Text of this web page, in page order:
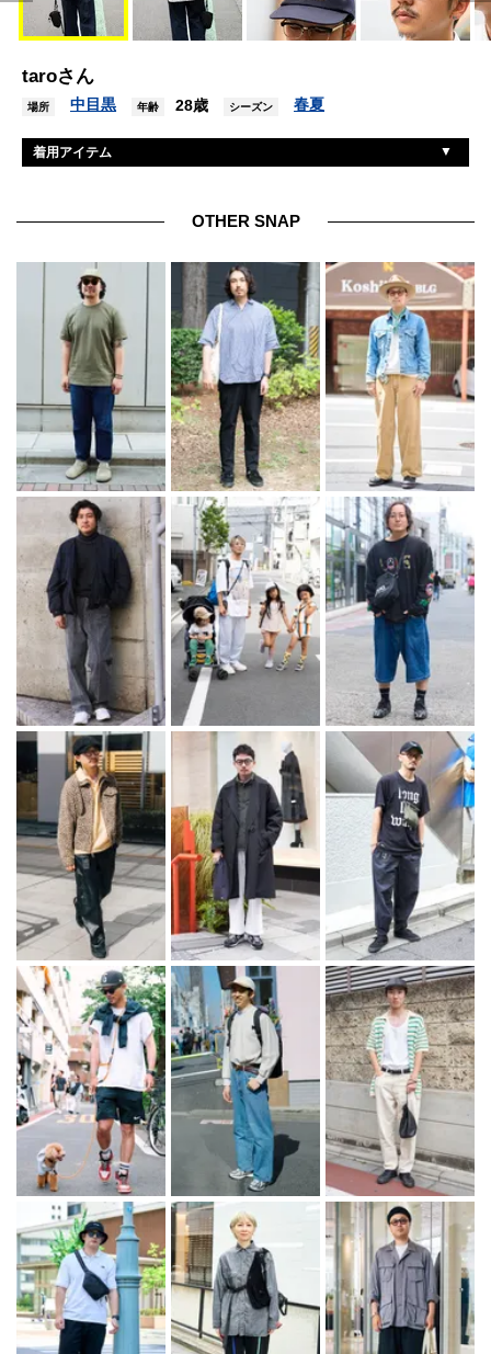
taroさん
場所 中目黒 年齢 28歳 シーズン 春夏
着用アイテム
帽子 カムズアンドゴーズ
増永眼鏡
オプト
ビームス
ブレスレット ヴィンテージ
リング エルメス
腕時計 カシオ
OTHER SNAP